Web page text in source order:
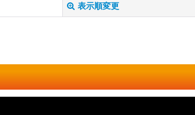
表示順変更